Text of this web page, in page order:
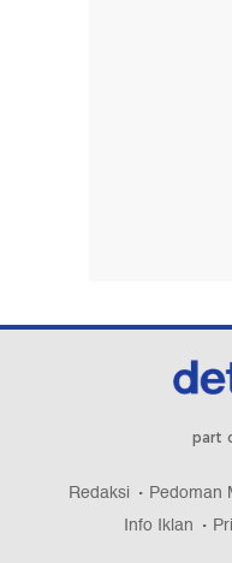
part
Redaksi Pedoman
Info Iklan